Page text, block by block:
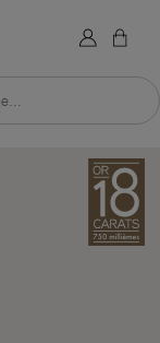
à l'accueil du site
×